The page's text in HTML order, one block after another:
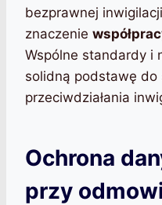
bezprawnej
znaczenie
Wspólne standardy i
solidną podstawę do
przeciwdziałania
Ochrona
przy